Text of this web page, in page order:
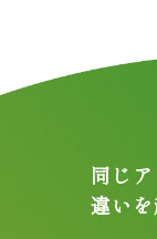
同じ
違い